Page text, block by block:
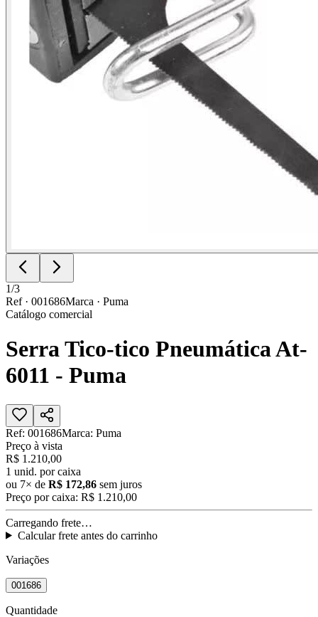
1/3
Ref · 001686Marca · Puma
Catálogo comercial
Serra Tico-tico Pneumática At-
6011 - Puma
Ref: 001686Marca: Puma
Preço à vista
R$ 1.210,00
1 unid. por caixa
ou 7× de R$ 172,86 sem juros
Preço por caixa: R$ 1.210,00
Carregando frete…
Calcular frete antes do carrinho
Variações
001686
Quantidade